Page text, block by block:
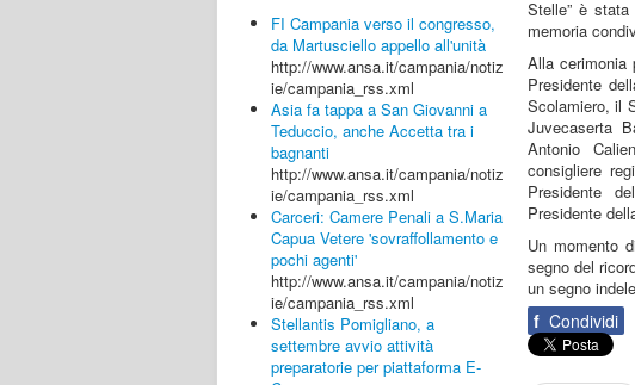
FI Campania verso il congresso,
da Martusciello appello all'unità
http://www.ansa.it/campania/notiz
ie/campania_rss.xml
Asia fa tappa a San Giovanni a
Teduccio, anche Accetta tra i
bagnanti
http://www.ansa.it/campania/notiz
ie/campania_rss.xml
Carceri: Camere Penali a S.Maria
Capua Vetere 'sovraffollamento e
pochi agenti'
http://www.ansa.it/campania/notiz
ie/campania_rss.xml
Stellantis Pomigliano, a
settembre avvio attività
preparatorie per piattaforma E-
Stelle” è stata
memoria
Alla cerimonia
Presidente
Scolamiero, il
Juvecaserta
Antonio
consigliere
Presidente
Presidente
Un momento
segno del
un segno
f Condividi